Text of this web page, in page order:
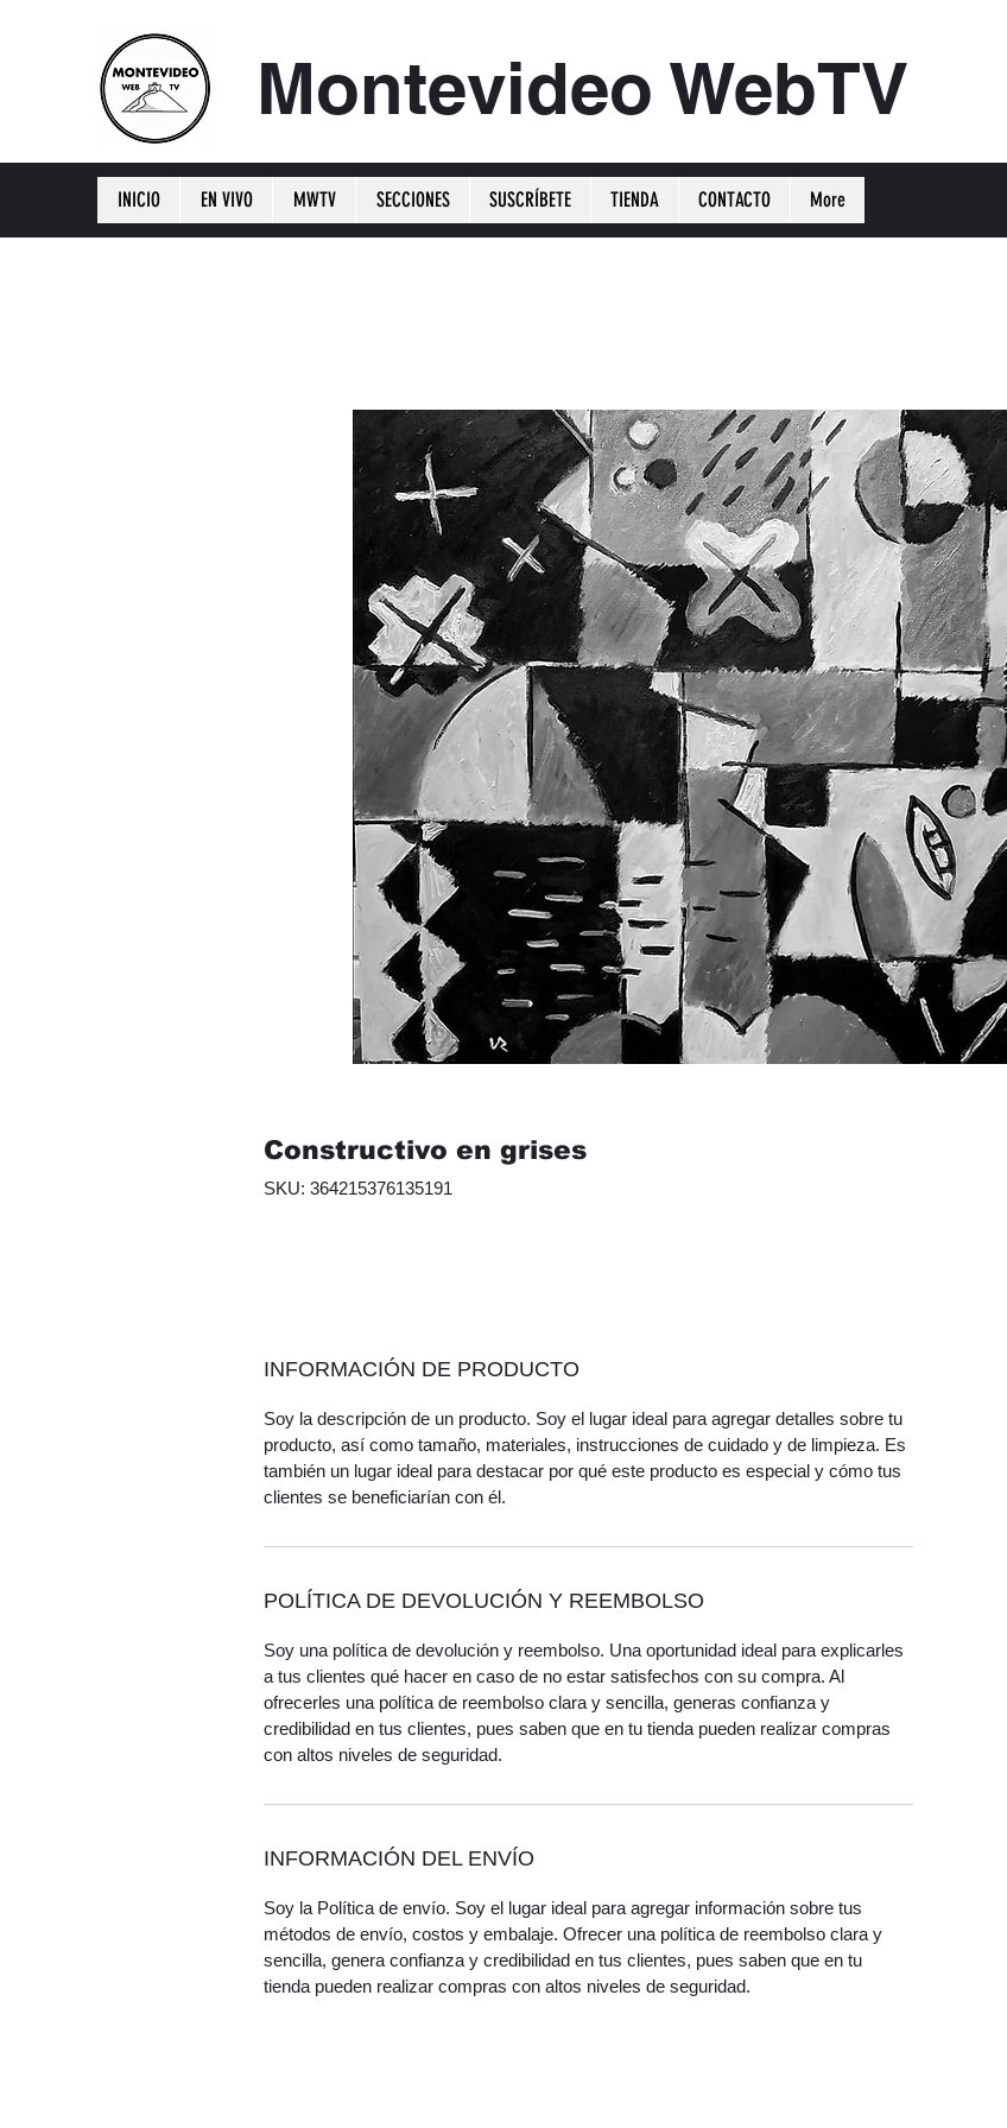
Montevideo WebTV
Constructivo en grises
SKU: 364215376135191
INFORMACIÓN DE PRODUCTO
Soy la descripción de un producto. Soy el lugar ideal para agregar detalles sobre tu
producto, así como tamaño, materiales, instrucciones de cuidado y de limpieza. Es
también un lugar ideal para destacar por qué este producto es especial y cómo tus
clientes se beneficiarían con él.
POLÍTICA DE DEVOLUCIÓN Y REEMBOLSO
Soy una política de devolución y reembolso. Una oportunidad ideal para explicarles
a tus clientes qué hacer en caso de no estar satisfechos con su compra. Al
ofrecerles una política de reembolso clara y sencilla, generas confianza y
credibilidad en tus clientes, pues saben que en tu tienda pueden realizar compras
con altos niveles de seguridad.
INFORMACIÓN DEL ENVÍO
Soy la Política de envío. Soy el lugar ideal para agregar información sobre tus
métodos de envío, costos y embalaje. Ofrecer una política de reembolso clara y
sencilla, genera confianza y credibilidad en tus clientes, pues saben que en tu
tienda pueden realizar compras con altos niveles de seguridad.
INICIO EN VIVO MWTV SECCIONES SUSCRÍBETE TIENDA CONTACTO More